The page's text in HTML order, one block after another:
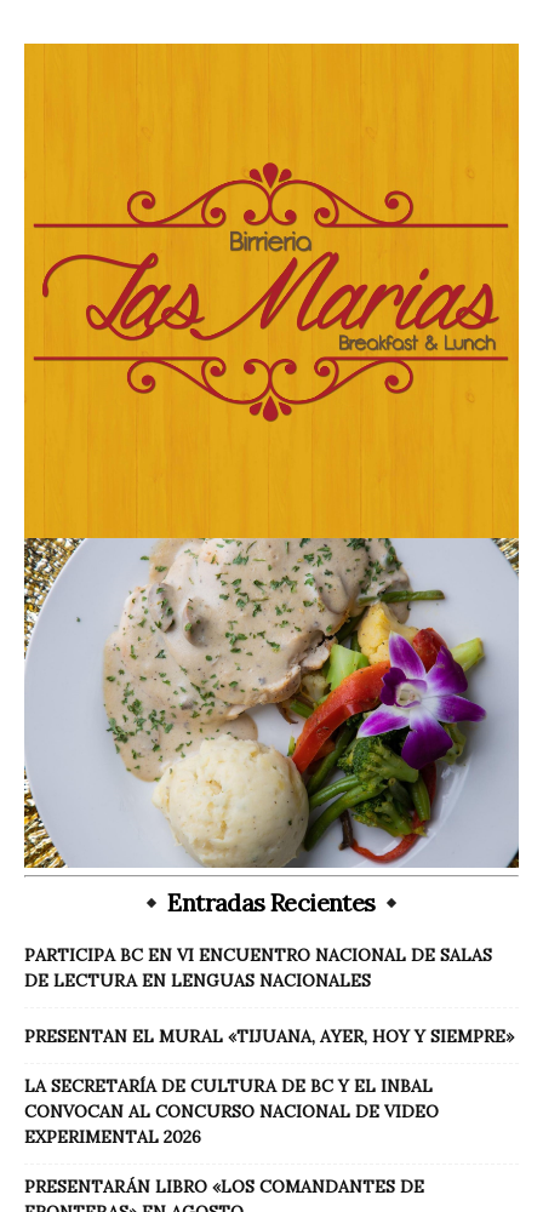
Entradas Recientes
PARTICIPA BC EN VI ENCUENTRO NACIONAL DE SALAS
DE LECTURA EN LENGUAS NACIONALES
PRESENTAN EL MURAL «TIJUANA, AYER, HOY Y SIEMPRE»
LA SECRETARÍA DE CULTURA DE BC Y EL INBAL
CONVOCAN AL CONCURSO NACIONAL DE VIDEO
EXPERIMENTAL 2026
PRESENTARÁN LIBRO «LOS COMANDANTES DE